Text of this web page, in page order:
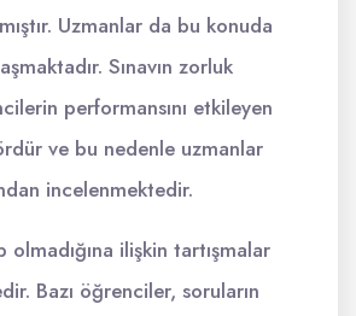
Uzmanlar da bu konuda
Sınavın zorluk
performansını etkileyen
ve bu nedenle uzmanlar
incelenmektedir.
olmadığına ilişkin tartışmalar
Bazı öğrenciler, soruların